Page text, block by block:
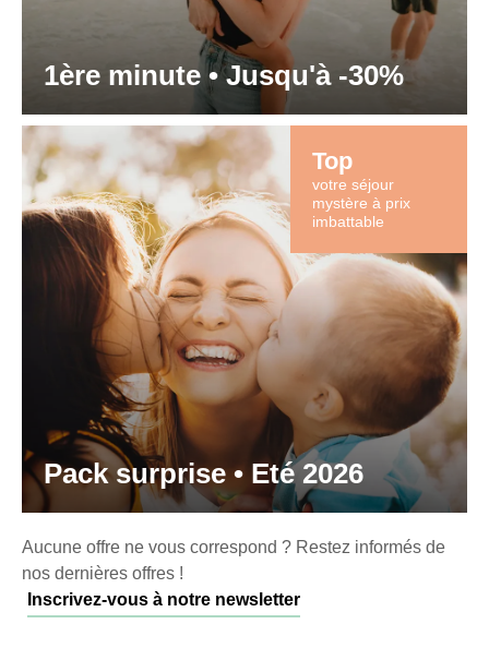
1ère minute • Jusqu'à -30%
Top
votre séjour
mystère à prix
imbattable
Pack surprise • Eté 2026
Aucune offre ne vous correspond ? Restez informés de
nos dernières offres !
Inscrivez-vous à notre newsletter